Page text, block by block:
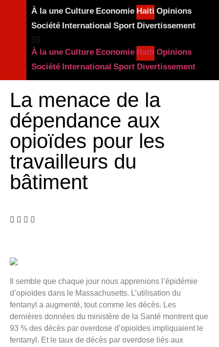
À la une Culture Economie Haiti Opinions
Société International Sport Divertissement
À la une Culture Economie Haiti Opinions
Société International Sport Divertissement
La menace de la
dépendance aux
opioïdes pour les
travailleurs du
bâtiment
Il semble que chaque jour nous apprenions l’épidémie
d’opioïdes dans le Massachusetts. L’utilisation du
fentanyl a augmenté, tout comme les décès. Les
dernières données du ministère de la Santé montrent que
93 % des décès par overdose d’opioïdes impliquaient le
fentanyl. Et le taux de décès par overdose liés aux